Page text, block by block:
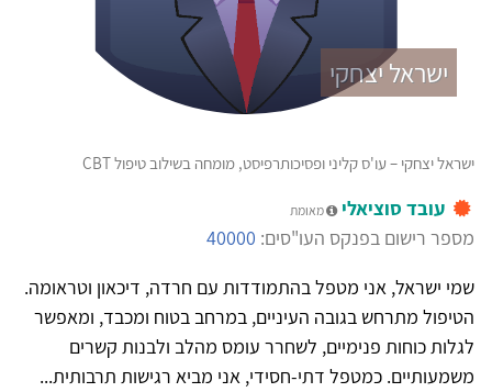
ישראל יצחקי
ישראל יצחקי – עו'ס קליני ופסיכותרפיסט, מומחה בשילוב טיפול CBT
עובד סוציאלי מאומת
מספר רישום בפנקס העו"סים: 40000
שמי ישראל, אני מטפל בהתמודדות עם חרדה, דיכאון וטראומה.
הטיפול מתרחש בגובה העיניים, במרחב בטוח ומכבד, ומאפשר
לגלות כוחות פנימיים, לשחרר עומס מהלב ולבנות קשרים
משמעותיים. כמטפל דתי-חסידי, אני מביא רגישות תרבותית...